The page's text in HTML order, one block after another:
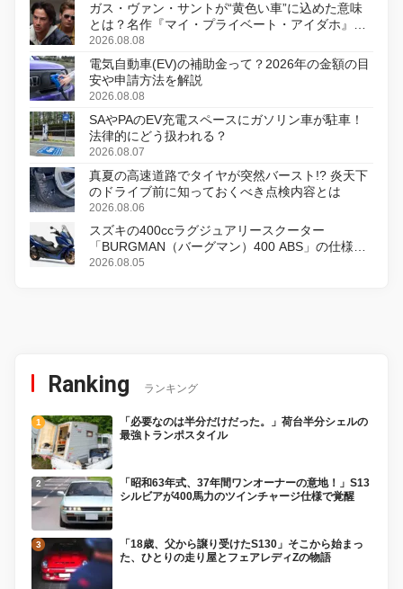
ガス・ヴァン・サントが“黄色い車”に込めた意味
とは？名作『マイ・プライベート・アイダホ』が
初のデジタルリマスター版で復活
2026.08.08
電気自動車(EV)の補助金って？2026年の金額の目
安や申請方法を解説
2026.08.08
SAやPAのEV充電スペースにガソリン車が駐車！
法律的にどう扱われる？
2026.08.07
真夏の高速道路でタイヤが突然バースト!? 炎天下
のドライブ前に知っておくべき点検内容とは
2026.08.06
スズキの400ccラグジュアリースクーター
「BURGMAN（バーグマン）400 ABS」の仕様を
変更し、8月18日に発売
2026.08.05
Ranking ランキング
「必要なのは半分だけだった。」荷台半分シェルの
最強トランポスタイル
「昭和63年式、37年間ワンオーナーの意地！」S13
シルビアが400馬力のツインチャージ仕様で覚醒
「18歳、父から譲り受けたS130」そこから始まっ
た、ひとりの走り屋とフェアレディZの物語